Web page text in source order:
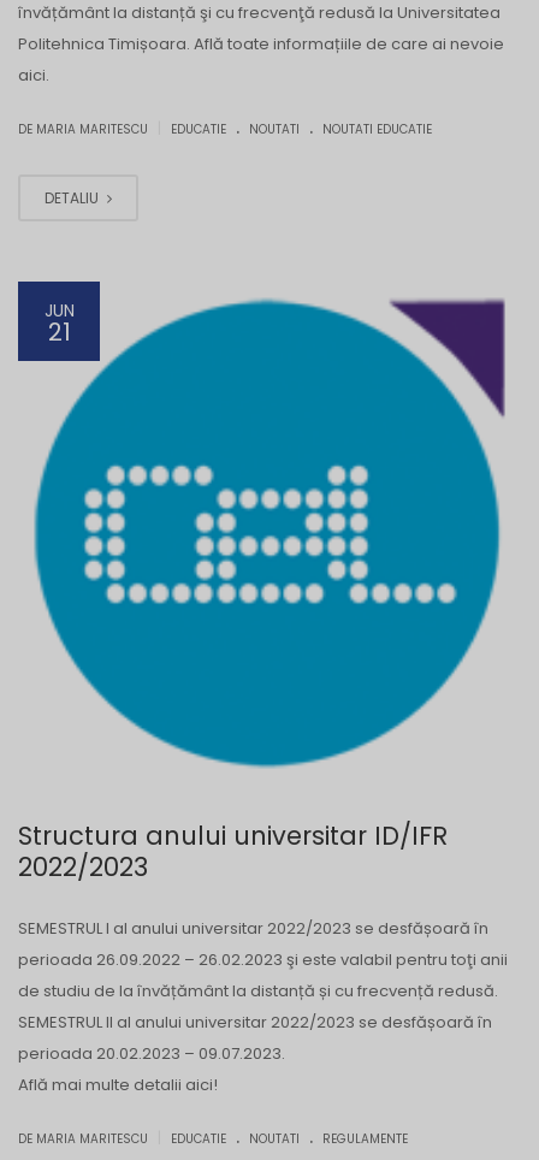
învățământ la distanță şi cu frecvenţă redusă la Universitatea
Politehnica Timișoara. Află toate informațiile de care ai nevoie
aici.
DE MARIA MARITESCU EDUCATIE . NOUTATI . NOUTATI EDUCATIE
DETALIU
JUN
21
Structura anului universitar ID/IFR
2022/2023
SEMESTRUL I al anului universitar 2022/2023 se desfășoară în
perioada 26.09.2022 – 26.02.2023 şi este valabil pentru toţi anii
de studiu de la învățământ la distanță și cu frecvență redusă.
SEMESTRUL II al anului universitar 2022/2023 se desfășoară în
perioada 20.02.2023 – 09.07.2023.
Află mai multe detalii aici!
DE MARIA MARITESCU EDUCATIE . NOUTATI . REGULAMENTE